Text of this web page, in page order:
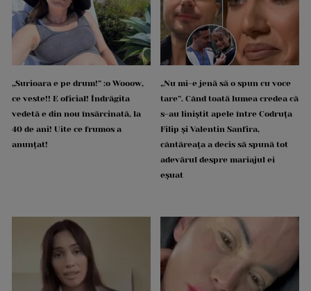
„Surioara e pe drum!” :o Wooow,
ce veste!! E oficial! Îndrăgita
vedetă e din nou însărcinată, la
40 de ani! Uite ce frumos a
anunțat!
„Nu mi-e jenă să o spun cu voce
tare”. Când toată lumea credea că
s-au liniștit apele între Codruța
Filip și Valentin Sanfira,
cântăreața a decis să spună tot
adevărul despre mariajul ei
eșuat